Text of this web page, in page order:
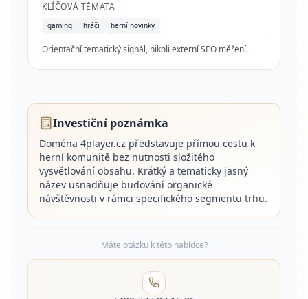
KLÍČOVÁ TÉMATA
gaming hráči herní novinky
Orientační tematický signál, nikoli externí SEO měření.
Investiční poznámka
Doména 4player.cz představuje přímou cestu k
herní komunitě bez nutnosti složitého
vysvětlování obsahu. Krátký a tematicky jasný
název usnadňuje budování organické
návštěvnosti v rámci specifického segmentu trhu.
Máte otázku k této nabídce?